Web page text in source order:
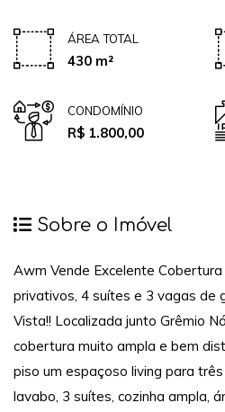
ÁREA TOTAL
430 m²
CONDOMÍNIO
R$ 1.800,00
Sobre o Imóvel
Awm Vende Excelente
privativos, 4 suítes e 3 vagas de
Vista!! Localizada junto Grêmio
cobertura muito ampla e bem
piso um espaçoso living para
lavabo, 3 suítes, cozinha ampla,